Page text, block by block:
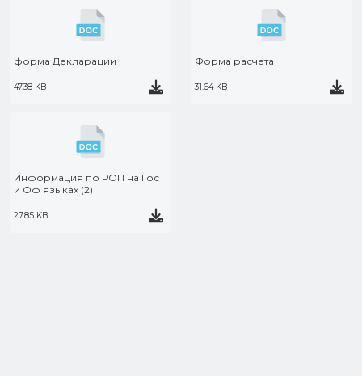
форма Декларации
47.38 KB
Форма расчета
31.64 KB
Информация по РОП на Гос
и Оф языках (2)
27.85 KB